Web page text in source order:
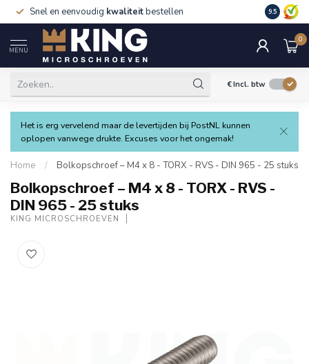
Snel en eenvoudig kwaliteitbestellen 9.5
MENU
0
€Incl. btw
Het is erg vervelend maar de levertijden bij PostNL kunnen
oplopen vanwege drukte. Excuses voor het ongemak!
Home / Bolkopschroef – M4 x 8 - TORX - RVS - DIN 965 - 25 stuks
Bolkopschroef – M4 x 8 - TORX - RVS -
DIN 965 - 25 stuks
KING MICROSCHROEVEN